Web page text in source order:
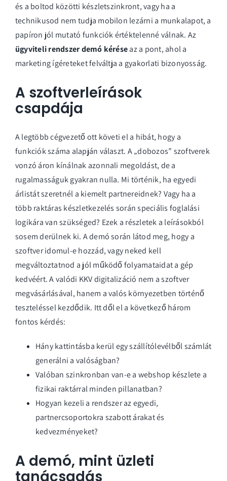
és a boltod közötti készletszinkront, vagy ha a
technikusod nem tudja mobilon lezárni a munkalapot, a
papíron jól mutató funkciók értéktelenné válnak. Az
ügyviteli rendszer demó kéréseaz a pont, ahol a
marketing ígéreteket felváltja a gyakorlati bizonyosság.
A szoftverleírások
csapdája
A legtöbb cégvezető ott követi el a hibát, hogy a
funkciók száma alapján választ. A „dobozos” szoftverek
vonzó áron kínálnak azonnali megoldást, de a
rugalmasságuk gyakran nulla. Mi történik, ha egyedi
árlistát szeretnél a kiemelt partnereidnek? Vagy ha a
több raktáras készletkezelés során speciális foglalási
logikára van szükséged? Ezek a részletek a leírásokból
sosem derülnek ki. A demó során látod meg, hogy a
szoftver idomul-e hozzád, vagy neked kell
megváltoztatnod a jól működő folyamataidat a gép
kedvéért. A valódi KKV digitalizáció nem a szoftver
megvásárlásával, hanem a valós környezetben történő
teszteléssel kezdődik. Itt dől el a következő három
fontos kérdés:
Hány kattintásba kerül egy szállítólevélből számlát
generálni a valóságban?
Valóban szinkronban van-e a webshop készlete a
fizikai raktárral minden pillanatban?
Hogyan kezeli a rendszer az egyedi,
partnercsoportokra szabott árakat és
kedvezményeket?
A demó, mint üzleti
tanácsadás